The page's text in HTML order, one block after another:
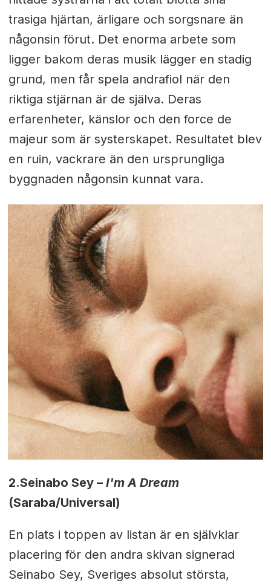
trasiga hjärtan, ärligare och sorgsnare än
någonsin förut. Det enorma arbete som
ligger bakom deras musik lägger en stadig
grund, men får spela andrafiol när den
riktiga stjärnan är de själva. Deras
erfarenheter, känslor och den force de
majeur som är systerskapet. Resultatet blev
en ruin, vackrare än den ursprungliga
byggnaden någonsin kunnat vara.
2.Seinabo Sey – I'm A Dream
(Saraba/Universal)
En plats i toppen av listan är en självklar
placering för den andra skivan signerad
Seinabo Sey, Sveriges absolut största,